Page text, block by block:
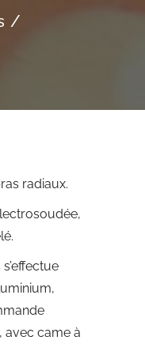
/
radiaux.
avec came à